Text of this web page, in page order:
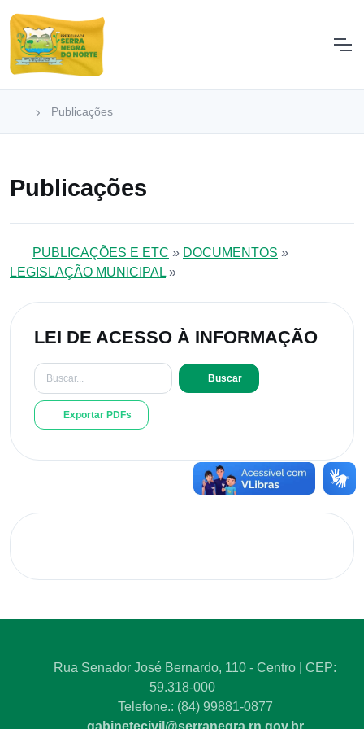
Publicações
Publicações
PUBLICAÇÕES E ETC » DOCUMENTOS »
LEGISLAÇÃO MUNICIPAL »
LEI DE ACESSO À INFORMAÇÃO
Buscar
Exportar PDFs
Rua Senador José Bernardo, 110 - Centro | CEP:
59.318-000
Telefone.: (84) 99881-0877
gabinetecivil@serranegra.rn.gov.br